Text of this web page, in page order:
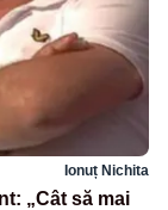
Ionuț Nichita
„Cât să mai